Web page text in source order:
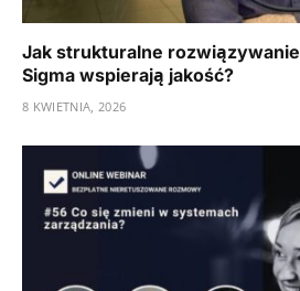
Jak strukturalne
Sigma wspierają jakość?
8 KWIETNIA, 2026